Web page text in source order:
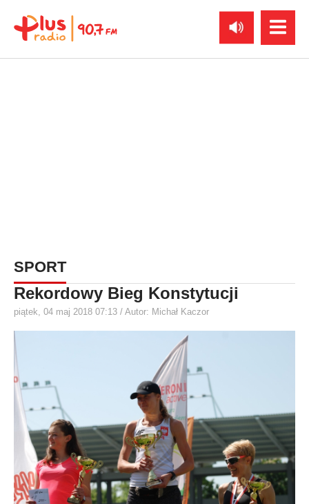
SPORT
Rekordowy Bieg Konstytucji
piątek, 04 maj 2018 07:13 / Autor: Michał Kaczor